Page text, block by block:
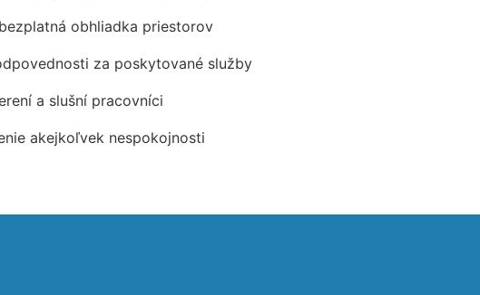
obhliadka priestorov
za poskytované služby
a slušní pracovníci
akejkoľvek nespokojnosti